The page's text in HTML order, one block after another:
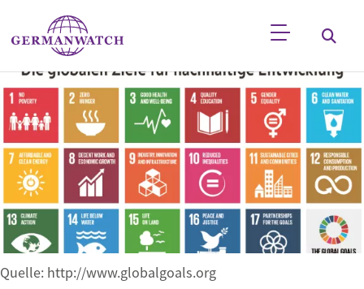
Direkt zum Inhalt
Stichwortsuche
Quelle: http://www.globalgoals.org